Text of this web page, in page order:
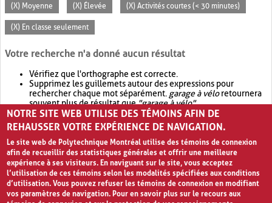
(X) Moyenne (X) Élevée (X) Activités courtes (< 30 minutes)
(X) En classe seulement
Votre recherche n'a donné aucun résultat
Vérifiez que l'orthographe est correcte.
Supprimez les guillemets autour des expressions pour
rechercher chaque mot séparément. garage à véloretournera
souvent plus de résultat que"garage à vélo".
Envisagez d'élargir votre recherche avec OR.garage OR vélo
retournera souvent plus de résultat quegarage à vélo
NOTRE SITE WEB UTILISE DES TÉMOINS AFIN DE
REHAUSSER VOTRE EXPÉRIENCE DE NAVIGATION.
Le site web de Polytechnique Montréal utilise des témoins de connexion
afin de recueillir des statistiques générales et offrir une meilleure
expérience à ses visiteurs. En naviguant sur le site, vous acceptez
l’utilisation de ces témoins selon les modalités spécifiées aux conditions
d’utilisation. Vous pouvez refuser les témoins de connexion en modifiant
vos paramètres de navigation. Pour en savoir plus sur le recours aux